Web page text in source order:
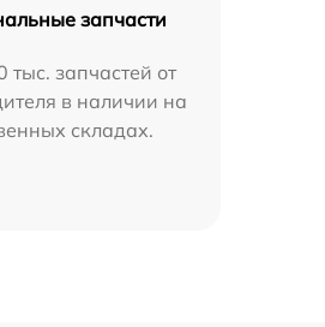
запчасти
тыс. запчастей от
в наличии на
складах.